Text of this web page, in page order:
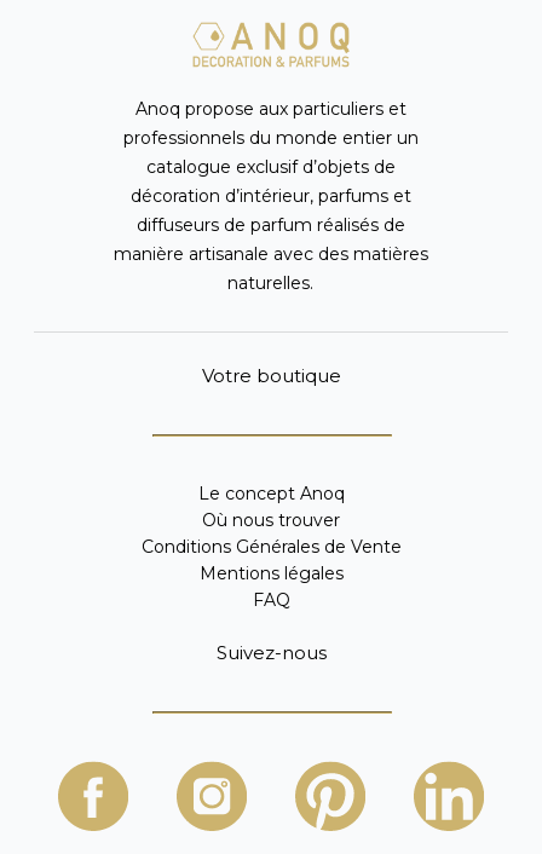
Anoq propose aux particuliers et
professionnels du monde entier un
catalogue exclusif d’objets de
décoration d’intérieur, parfums et
diffuseurs de parfum réalisés de
manière artisanale avec des matières
naturelles.
Votre boutique
Le concept Anoq
Où nous trouver
Conditions Générales de Vente
Mentions légales
FAQ
Suivez-nous